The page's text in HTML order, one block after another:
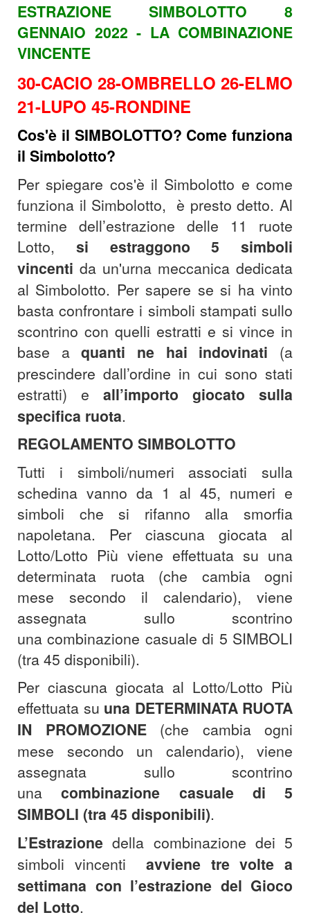
ESTRAZIONE SIMBOLOTTO 8
GENNAIO 2022 - LA COMBINAZIONE
VINCENTE
30-CACIO 28-OMBRELLO 26-ELMO
21-LUPO 45-RONDINE
Cos'è il SIMBOLOTTO? Come funziona
il Simbolotto?
Per spiegare cos'è il Simbolotto e come
funziona il Simbolotto, è presto detto. Al
termine dell’estrazione delle 11 ruote
Lotto, si estraggono 5 simboli
vincenti da un'urna meccanica dedicata
al Simbolotto. Per sapere se si ha vinto
basta confrontare i simboli stampati sullo
scontrino con quelli estratti e si vince in
base aquanti ne hai indovinati (a
prescindere dall’ordine in cui sono stati
estratti) e all’importo giocato sulla
specifica ruota.
REGOLAMENTO SIMBOLOTTO
Tutti i simboli/numeri associati sulla
schedina vanno da 1 al 45, numeri e
simboli che si rifanno alla smorfia
napoletana. Per ciascuna giocata al
Lotto/Lotto Più viene effettuata su una
determinata ruota (che cambia ogni
mese secondo il calendario), viene
assegnata sullo scontrino
una combinazione casuale di 5 SIMBOLI
(tra 45 disponibili).
Per ciascuna giocata al Lotto/Lotto Più
effettuata su una DETERMINATA RUOTA
IN PROMOZIONE(che cambia ogni
mese secondo un calendario), viene
assegnata sullo scontrino
unacombinazione casuale di 5
SIMBOLI (tra 45 disponibili).
L’Estrazione della combinazione dei 5
simboli vincenti avviene tre volte a
settimana con l’estrazione del Gioco
del Lotto.